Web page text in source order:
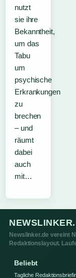
nutzt
sie ihre
Bekanntheit,
um das
Tabu
um
psychische
Erkrankungen
zu
brechen
– und
räumt
dabei
auch
mit…
Newslinker.de vereint
Redaktionslayout.
Beliebt
Tagliche